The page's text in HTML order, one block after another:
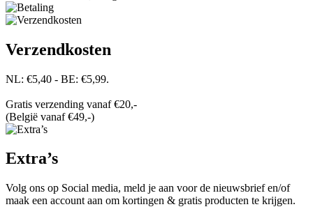
Verzendkosten
NL: €5,40 - BE: €5,99.
Gratis verzending vanaf €20,-
(België vanaf €49,-)
Extra’s
Volg ons op Social media, meld je aan voor de nieuwsbrief en/of
maak een account aan om kortingen & gratis producten te krijgen.